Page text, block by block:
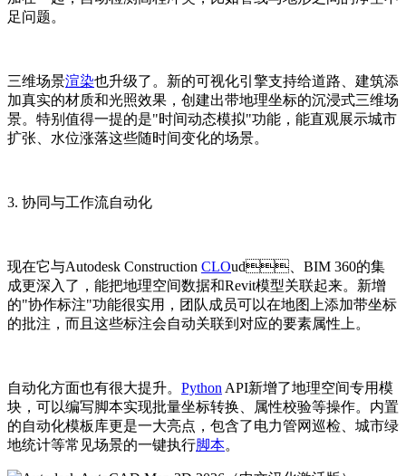
足问题。
三维场景渲染也升级了。新的可视化引擎支持给道路、建筑添
加真实的材质和光照效果，创建出带地理坐标的沉浸式三维场
景。特别值得一提的是"时间动态模拟"功能，能直观展示城市
扩张、水位涨落这些随时间变化的场景。
3. 协同与工作流自动化
现在它与Autodesk Construction CLOud、BIM 360的集
成更深入了，能把地理空间数据和Revit模型关联起来。新增
的"协作标注"功能很实用，团队成员可以在地图上添加带坐标
的批注，而且这些标注会自动关联到对应的要素属性上。
自动化方面也有很大提升。 Python API新增了地理空间专用模
块，可以编写脚本实现批量坐标转换、属性校验等操作。内置
的自动化模板库更是一大亮点，包含了电力管网巡检、城市绿
地统计等常见场景的一键执行脚本。